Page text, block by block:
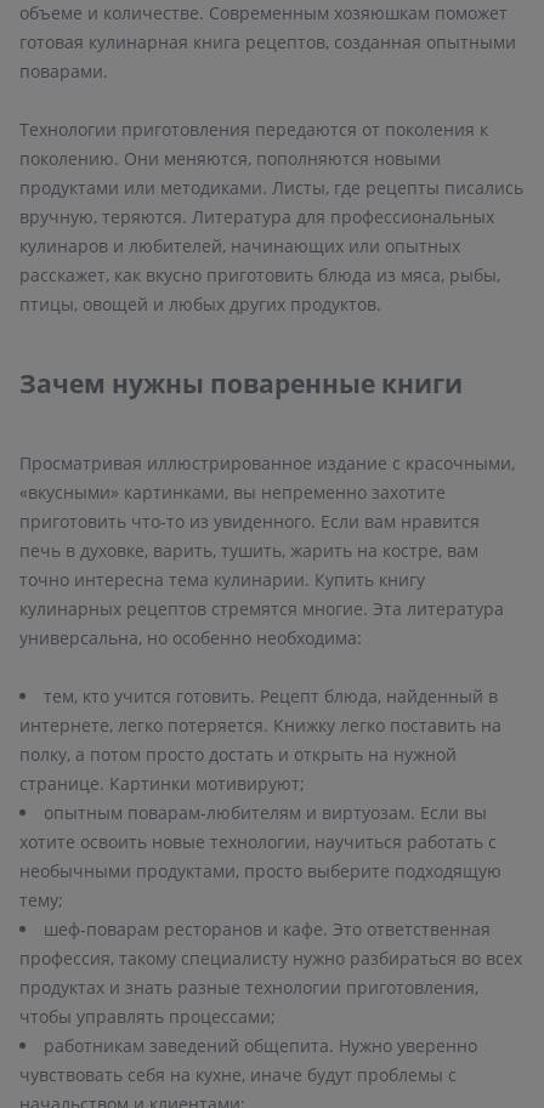
объеме и количестве. Современным хозяюшкам поможет
готовая кулинарная книга рецептов, созданная опытными
поварами.
Технологии приготовления передаются от поколения к
поколению. Они меняются, пополняются новыми
продуктами или методиками. Листы, где рецепты писались
вручную, теряются. Литература для профессиональных
кулинаров и любителей, начинающих или опытных
расскажет, как вкусно приготовить блюда из мяса, рыбы,
птицы, овощей и любых других продуктов.
Зачем нужны поваренные книги
Просматривая иллюстрированное издание с красочными,
«вкусными» картинками, вы непременно захотите
приготовить что-то из увиденного. Если вам нравится
печь в духовке, варить, тушить, жарить на костре, вам
точно интересна тема кулинарии. Купить книгу
кулинарных рецептов стремятся многие. Эта литература
универсальна, но особенно необходима:
тем, кто учится готовить. Рецепт блюда, найденный в
интернете, легко потеряется. Книжку легко поставить на
полку, а потом просто достать и открыть на нужной
опытным поварам-любителям и виртуозам. Если вы
хотите освоить новые технологии, научиться работать с
необычными продуктами, просто выберите подходящую
шеф-поварам ресторанов и кафе. Это ответственная
профессия, такому специалисту нужно разбираться во всех
продуктах и знать разные технологии приготовления,
работникам заведений общепита. Нужно уверенно
чувствовать себя на кухне, иначе будут проблемы с